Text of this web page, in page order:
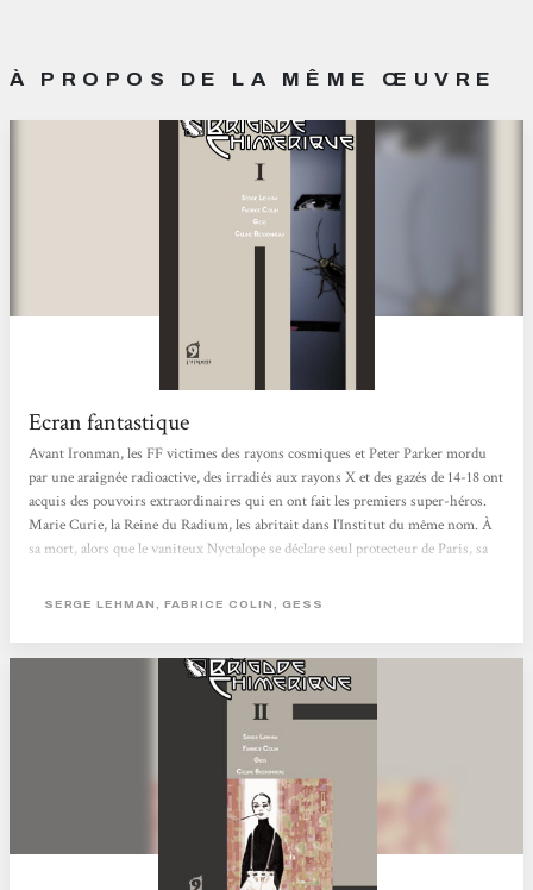
À PROPOS DE LA MÊME ŒUVRE
Ecran fantastique
Avant Ironman, les FF victimes des rayons cosmiques et Peter Parker mordu
par une araignée radioactive, des irradiés aux rayons X et des gazés de 14-18 ont
acquis des pouvoirs extraordinaires qui en ont fait les premiers super-héros.
Marie Curie, la Reine du Radium, les abritait dans l'Institut du même nom. À
sa mort, alors que le vaniteux Nyctalope se déclare seul protecteur de Paris, sa
aux surhommes en armure de Nous Autres, le groupe moscovite dirigé par le
SERGE LEHMAN, FABRICE COLIN, GESS